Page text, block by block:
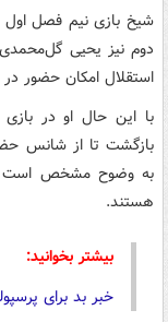
شیخ بازی نیم فصل
دوم نیز یحیی
استقلال امکان حضور در
بازگشت تا از شانس
به وضوح مشخص است
هستند.
بیشتر بخوانید:
خبر بد برای